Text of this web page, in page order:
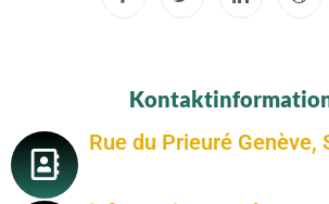
Rue du Prieuré Genève,